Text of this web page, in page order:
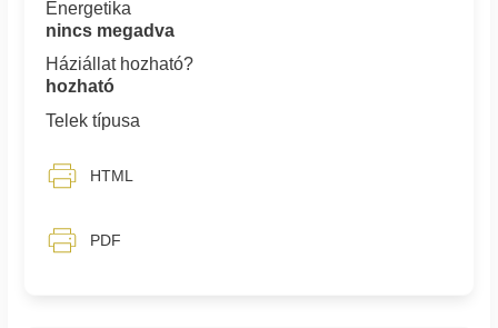
Energetika
nincs megadva
Háziállat hozható?
hozható
Telek típusa
HTML
PDF